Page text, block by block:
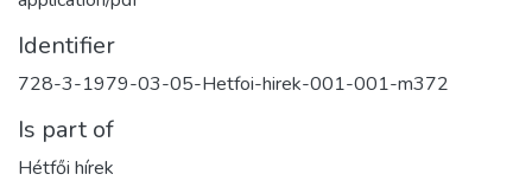
Identifier
728-3-1979-03-05-Hetfoi-hirek-001-001-m372
Is part of
Hétfői hírek